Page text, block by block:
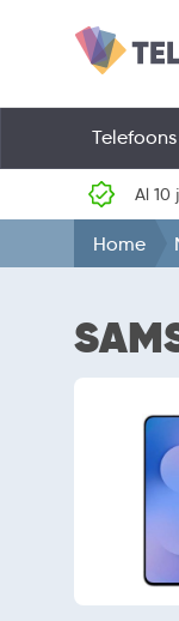
Telefoons
Al 10
Home